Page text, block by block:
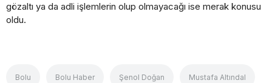
gözaltı ya da adli işlemlerin olup olmayacağı ise merak konusu
oldu.
Bolu Bolu Haber Şenol Doğan Mustafa Altındal